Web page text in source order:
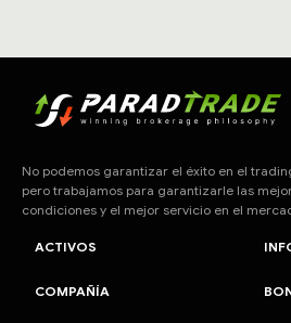
No podemos garantizar el éxito en el
pero trabajamos para garantizarle las
condiciones y el mejor servicio en el
ACTIVOS
COMPAÑÍA